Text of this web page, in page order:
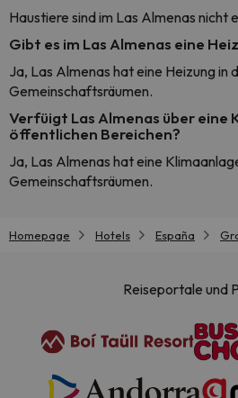
Haustiere sind im Las Almenas nicht
Gibt es im Las Almenas eine
Ja, Las Almenas hat eine Heizung in
Gemeinschaftsräumen.
Verfüigt Las Almenas über eine
öffentlichen Bereichen?
Ja, Las Almenas hat eine
Gemeinschaftsräumen.
Homepage Hotels España
Reiseportale und